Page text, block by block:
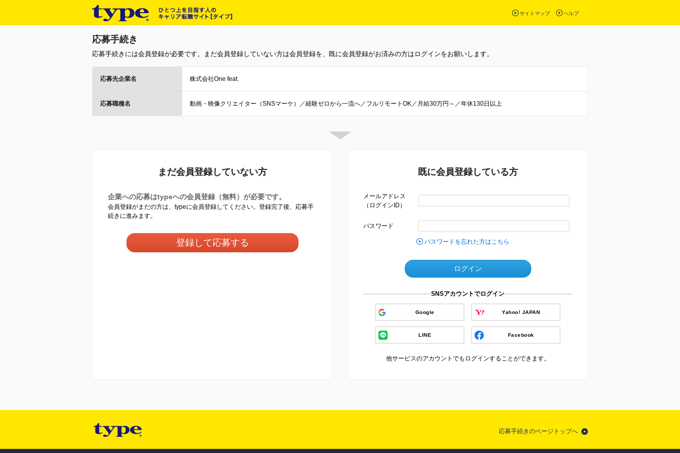
サイトマップ ヘルプ
応募手続き
応募手続きには会員登録が必要です。まだ会員登録していない方は会員登録を、既に会員登録がお済みの方はログインをお願いします。
応募先企業名 株式会社One feat.
応募職種名 動画・映像クリエイター（SNSマーケ）／経験ゼロから一流へ／フルリモートOK／月給30万円～／年休130日以上
まだ会員登録していない方
企業への応募はtypeへの会員登録（無料）が必要です。
会員登録がまだの方は、typeに会員登録してください。登録完了後、応募手
続きに進みます。
登録して応募する
既に会員登録している方
メールアドレス
（ログインID）
パスワード
パスワードを忘れた方はこちら
ログイン
SNSアカウントでログイン
Google Yahoo! JAPAN
LINE Facebook
他サービスのアカウントでもログインすることができます。
応募手続きのページトップへ